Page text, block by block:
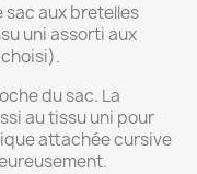
sac aux bretelles
uni assorti aux
du sac. La
au tissu uni pour
attachée cursive